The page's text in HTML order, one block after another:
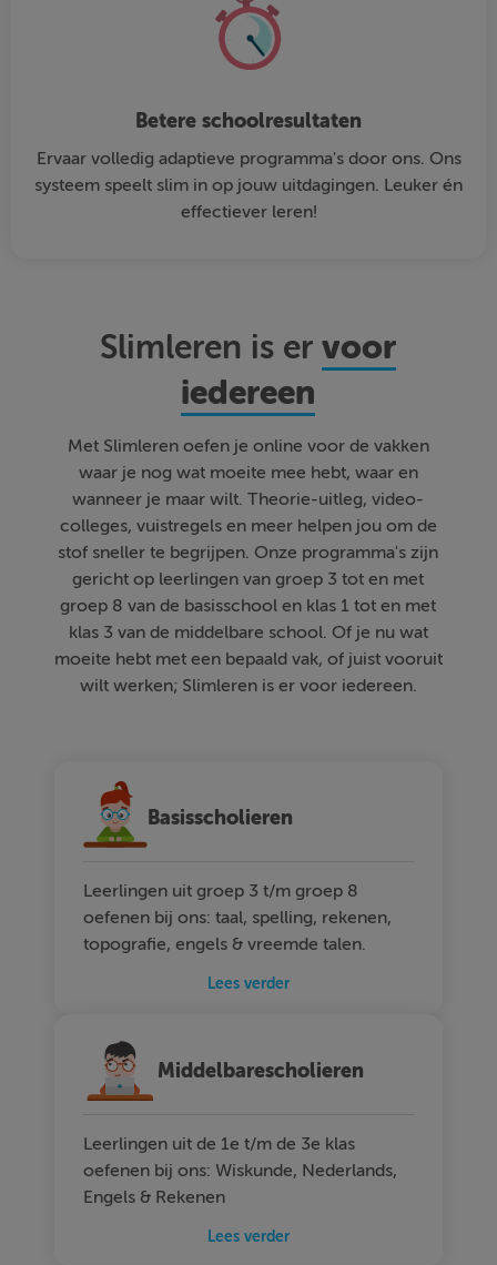
Betere schoolresultaten
Ervaar volledig adaptieve programma's door ons. Ons
systeem speelt slim in op jouw uitdagingen. Leuker én
effectiever leren!
Slimleren is ervoor
iedereen
Met Slimleren oefen je online voor de vakken
waar je nog wat moeite mee hebt, waar en
wanneer je maar wilt. Theorie-uitleg, video-
colleges, vuistregels en meer helpen jou om de
stof sneller te begrijpen. Onze programma's zijn
gericht op leerlingen van groep 3 tot en met
groep 8 van de basisschool en klas 1 tot en met
klas 3 van de middelbare school. Of je nu wat
moeite hebt met een bepaald vak, of juist vooruit
wilt werken; Slimleren is er voor iedereen.
Basisscholieren
Leerlingen uit groep 3 t/m groep 8
oefenen bij ons: taal, spelling, rekenen,
topografie, engels & vreemde talen.
Lees verder
Middelbarescholieren
Leerlingen uit de 1e t/m de 3e klas
oefenen bij ons: Wiskunde, Nederlands,
Engels & Rekenen
Lees verder